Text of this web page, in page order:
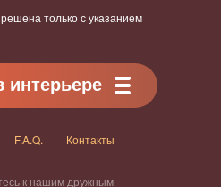
только с указанием
интерьере
F.A.Q. Контакты
к нашим дружным